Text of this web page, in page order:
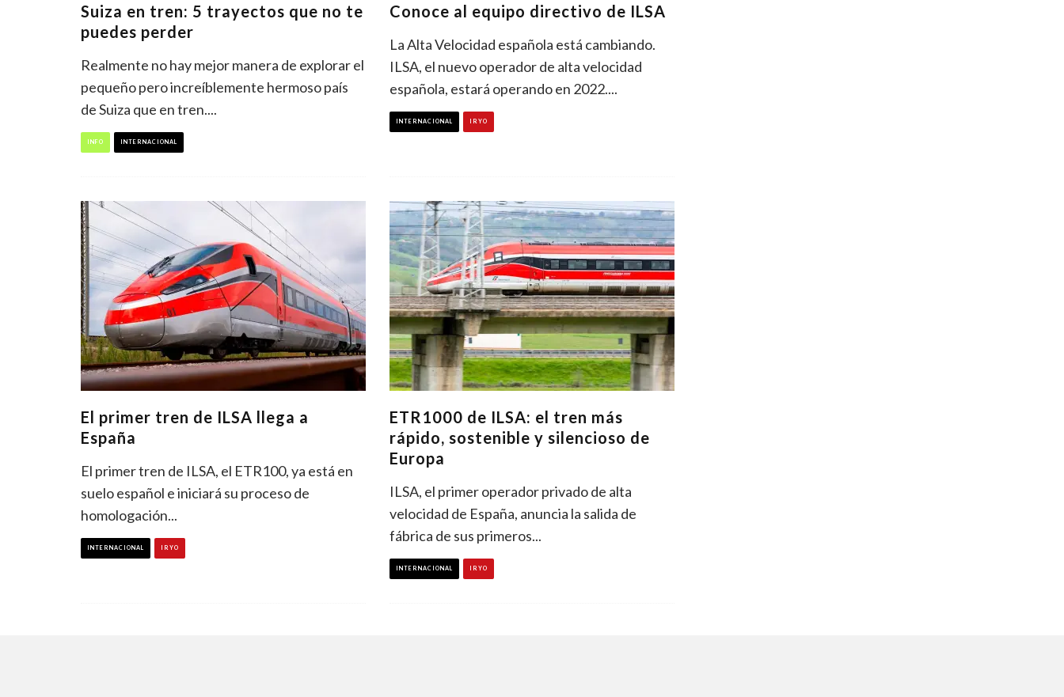
Suiza en tren: 5 trayectos que no te
puedes perder
Realmente no hay mejor manera de explorar el
pequeño pero increíblemente hermoso país
de Suiza que en tren....
INFO INTERNACIONAL
Conoce al equipo directivo de ILSA
La Alta Velocidad española está cambiando.
ILSA, el nuevo operador de alta velocidad
española, estará operando en 2022....
INTERNACIONAL IRYO
El primer tren de ILSA llega a
España
El primer tren de ILSA, el ETR100, ya está en
suelo español e iniciará su proceso de
homologación...
INTERNACIONAL IRYO
ETR1000 de ILSA: el tren más
rápido, sostenible y silencioso de
Europa
ILSA, el primer operador privado de alta
velocidad de España, anuncia la salida de
fábrica de sus primeros...
INTERNACIONAL IRYO